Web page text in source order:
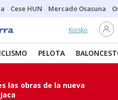
Cese HUN Mercado Osasuna
Kiosko
PELOTA
las obras de la nueva